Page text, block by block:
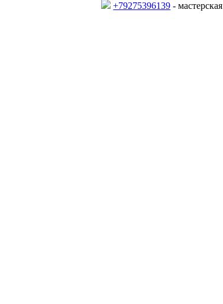
+79275396139 - мастерская